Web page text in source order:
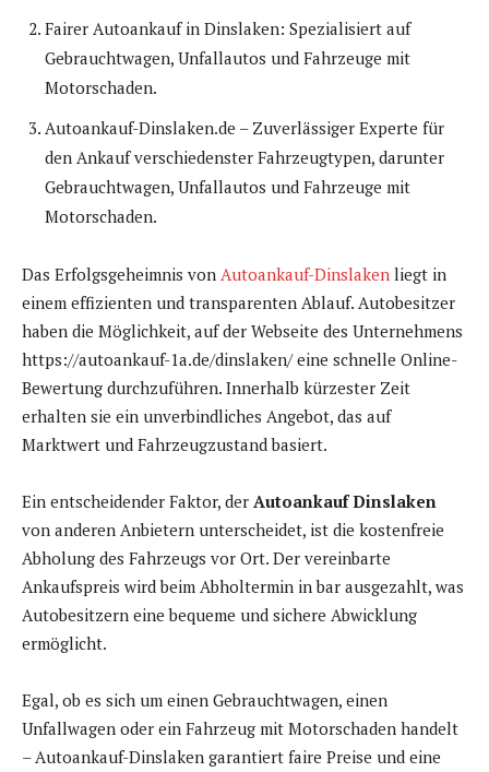
Fairer Autoankauf in Dinslaken: Spezialisiert auf
Gebrauchtwagen, Unfallautos und Fahrzeuge mit
Motorschaden.
Autoankauf-Dinslaken.de – Zuverlässiger Experte für
den Ankauf verschiedenster Fahrzeugtypen, darunter
Gebrauchtwagen, Unfallautos und Fahrzeuge mit
Motorschaden.
Das Erfolgsgeheimnis von Autoankauf-Dinslaken liegt in
einem effizienten und transparenten Ablauf. Autobesitzer
haben die Möglichkeit, auf der Webseite des Unternehmens
https://autoankauf-1a.de/dinslaken/ eine schnelle Online-
Bewertung durchzuführen. Innerhalb kürzester Zeit
erhalten sie ein unverbindliches Angebot, das auf
Marktwert und Fahrzeugzustand basiert.
Ein entscheidender Faktor, der Autoankauf Dinslaken
von anderen Anbietern unterscheidet, ist die kostenfreie
Abholung des Fahrzeugs vor Ort. Der vereinbarte
Ankaufspreis wird beim Abholtermin in bar ausgezahlt, was
Autobesitzern eine bequeme und sichere Abwicklung
ermöglicht.
Egal, ob es sich um einen Gebrauchtwagen, einen
Unfallwagen oder ein Fahrzeug mit Motorschaden handelt
– Autoankauf-Dinslaken garantiert faire Preise und eine